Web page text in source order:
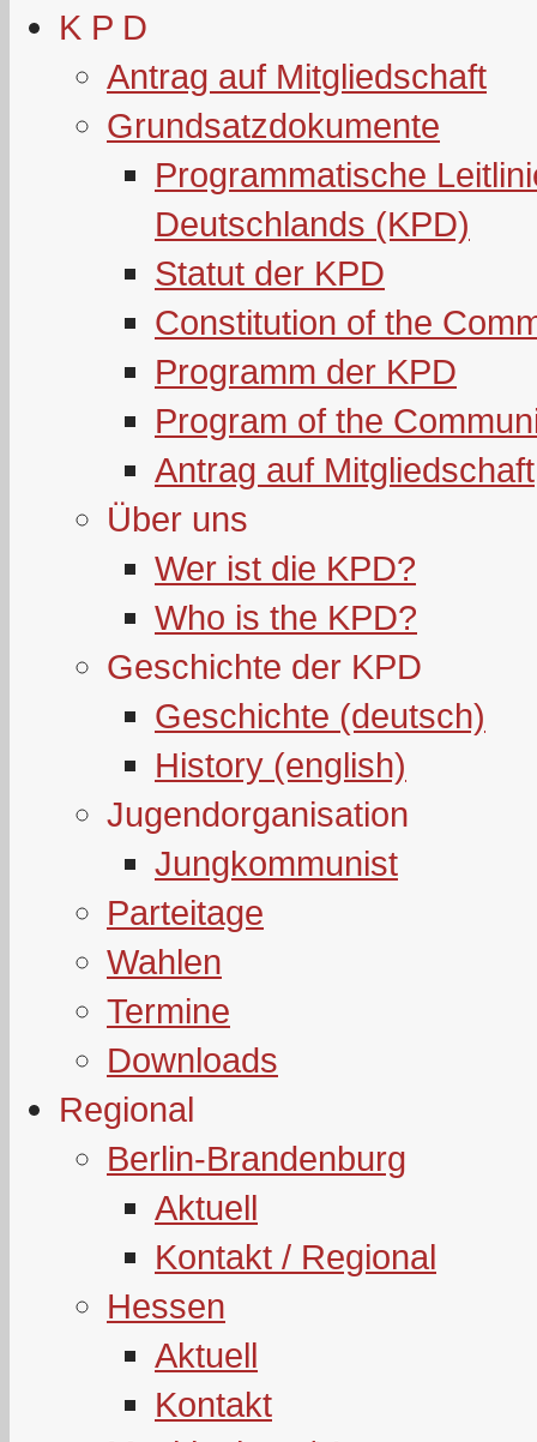
K P D
Antrag auf Mitgliedschaft
Grundsatzdokumente
Programmatische
Deutschlands (KPD)
Statut der KPD
Constitution of the
Programm der KPD
Program of the
Antrag auf Mitgliedschaft
Über uns
Wer ist die KPD?
Who is the KPD?
Geschichte der KPD
Geschichte (deutsch)
History (english)
Jugendorganisation
Jungkommunist
Parteitage
Wahlen
Termine
Downloads
Regional
Berlin-Brandenburg
Aktuell
Kontakt / Regional
Hessen
Aktuell
Kontakt